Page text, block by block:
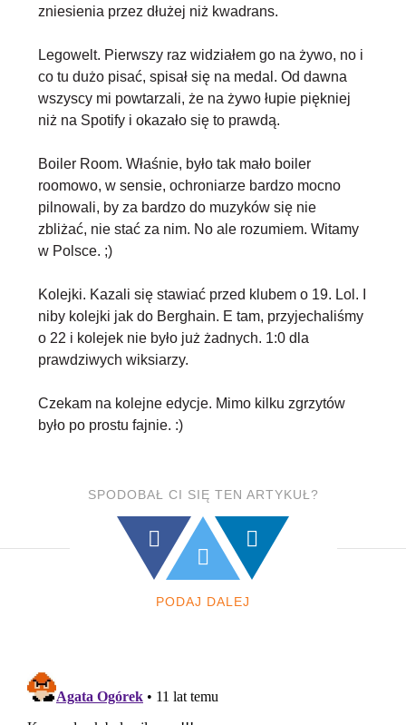
zniesienia przez dłużej niż kwadrans.
Legowelt. Pierwszy raz widziałem go na żywo, no i
co tu dużo pisać, spisał się na medal. Od dawna
wszyscy mi powtarzali, że na żywo łupie piękniej
niż na Spotify i okazało się to prawdą.
Boiler Room. Właśnie, było tak mało boiler
roomowo, w sensie, ochroniarze bardzo mocno
pilnowali, by za bardzo do muzyków się nie
zbliżać, nie stać za nim. No ale rozumiem. Witamy
w Polsce. ;)
Kolejki. Kazali się stawiać przed klubem o 19. Lol. I
niby kolejki jak do Berghain. E tam, przyjechaliśmy
o 22 i kolejek nie było już żadnych. 1:0 dla
prawdziwych wiksiarzy.
Czekam na kolejne edycje. Mimo kilku zgrzytów
było po prostu fajnie. :)
SPODOBAŁ CI SIĘ TEN ARTYKUŁ?
PODAJ DALEJ